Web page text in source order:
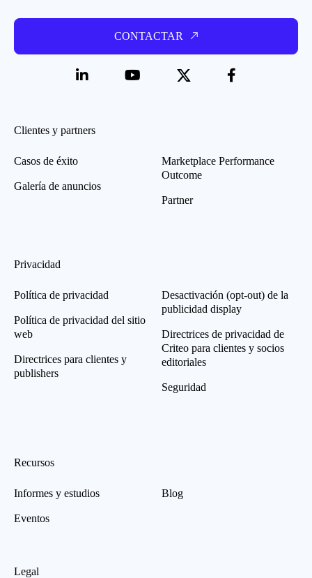
CONTACTAR
Clientes y partners
Casos de éxito
Galería de anuncios
Marketplace Performance
Outcome
Partner
Privacidad
Política de privacidad
Política de privacidad del sitio
web
Directrices para clientes y
publishers
Desactivación (opt-out) de la
publicidad display
Directrices de privacidad de
Criteo para clientes y socios
editoriales
Seguridad
Recursos
Informes y estudios
Eventos
Blog
Legal